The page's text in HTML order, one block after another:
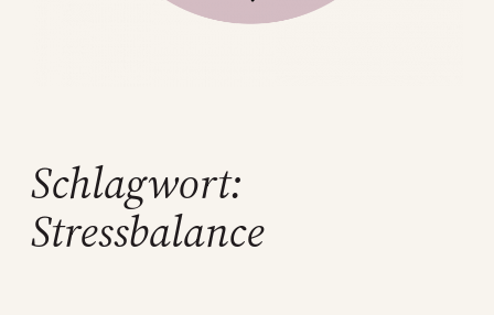
Schlagwort:
Stressbalance